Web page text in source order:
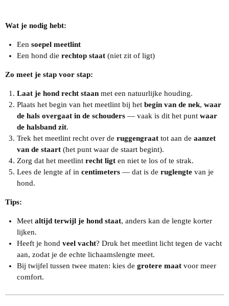
Wat je nodig hebt:
Een soepel meetlint
Een hond die rechtop staat(niet zit of ligt)
Zo meet je stap voor stap:
Laat je hond recht staanmet een natuurlijke houding.
Plaats het begin van het meetlint bij het begin van de nek, waar
de hals overgaat in de schouders— vaak is dit het punt waar
de halsband zit.
Trek het meetlint recht over de ruggengraattot aan de aanzet
van de staart(het punt waar de staart begint).
Zorg dat het meetlint recht ligten niet te los of te strak.
Lees de lengte af in centimeters— dat is de ruglengtevan je
hond.
Tips:
Meet altijd terwijl je hond staat, anders kan de lengte korter
lijken.
Heeft je hond veel vacht? Druk het meetlint licht tegen de vacht
aan, zodat je de echte lichaamslengte meet.
Bij twijfel tussen twee maten: kies de grotere maatvoor meer
comfort.